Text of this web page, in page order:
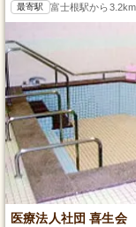
最寄駅 富士根駅から
医療法人社団 喜生会